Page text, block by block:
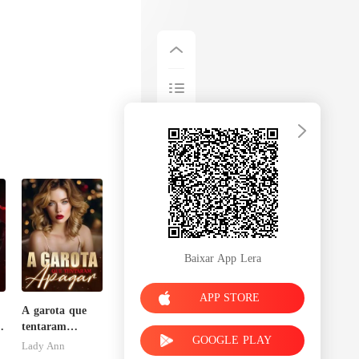
A garota que
tentaram
apagar
Lady Ann
Baixar App Lera
APP STORE
GOOGLE PLAY